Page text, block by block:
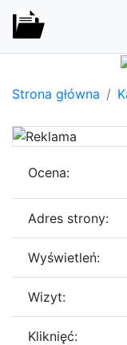
Strona główna
Ocena:
Adres strony:
Wyświetleń:
Wizyt:
Kliknięć: